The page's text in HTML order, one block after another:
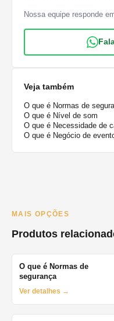
Nossa equipe responde
Veja também
O que é Normas de
O que é Nível de som
O que é Necessidade de
O que é Negócio de
MAIS OPÇÕES
Produtos
O que é Normas de
segurança
Ver detalhes →